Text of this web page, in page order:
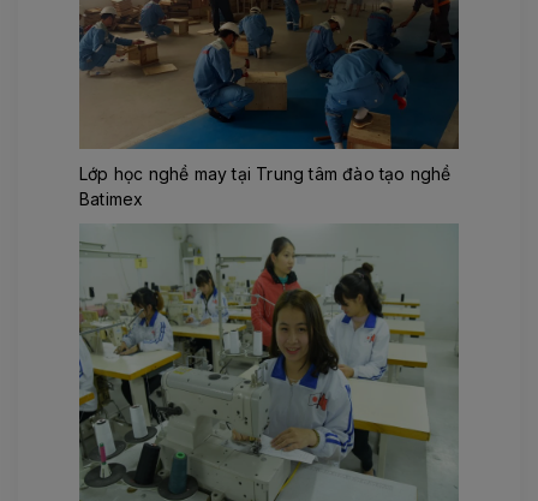
Lớp học nghề may tại Trung tâm đào tạo nghề
Batimex